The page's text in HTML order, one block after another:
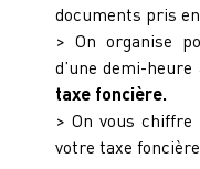
documents pris
> On organise
d’une demi-heure
taxe foncière.
> On vous chiffre
votre taxe